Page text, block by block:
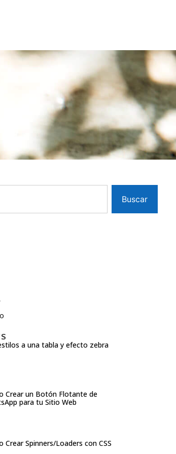
Buscar
a una tabla y efecto zebra
Crear un Botón Flotante de
para tu Sitio Web
Crear Spinners/Loaders con CSS